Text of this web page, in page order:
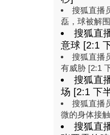
搜狐直播
磊，球被解
搜狐直
意球 [2:1
搜狐直播
有威胁 [2:1
搜狐直
场 [2:1 下
搜狐直播
微的身体接
搜狐直